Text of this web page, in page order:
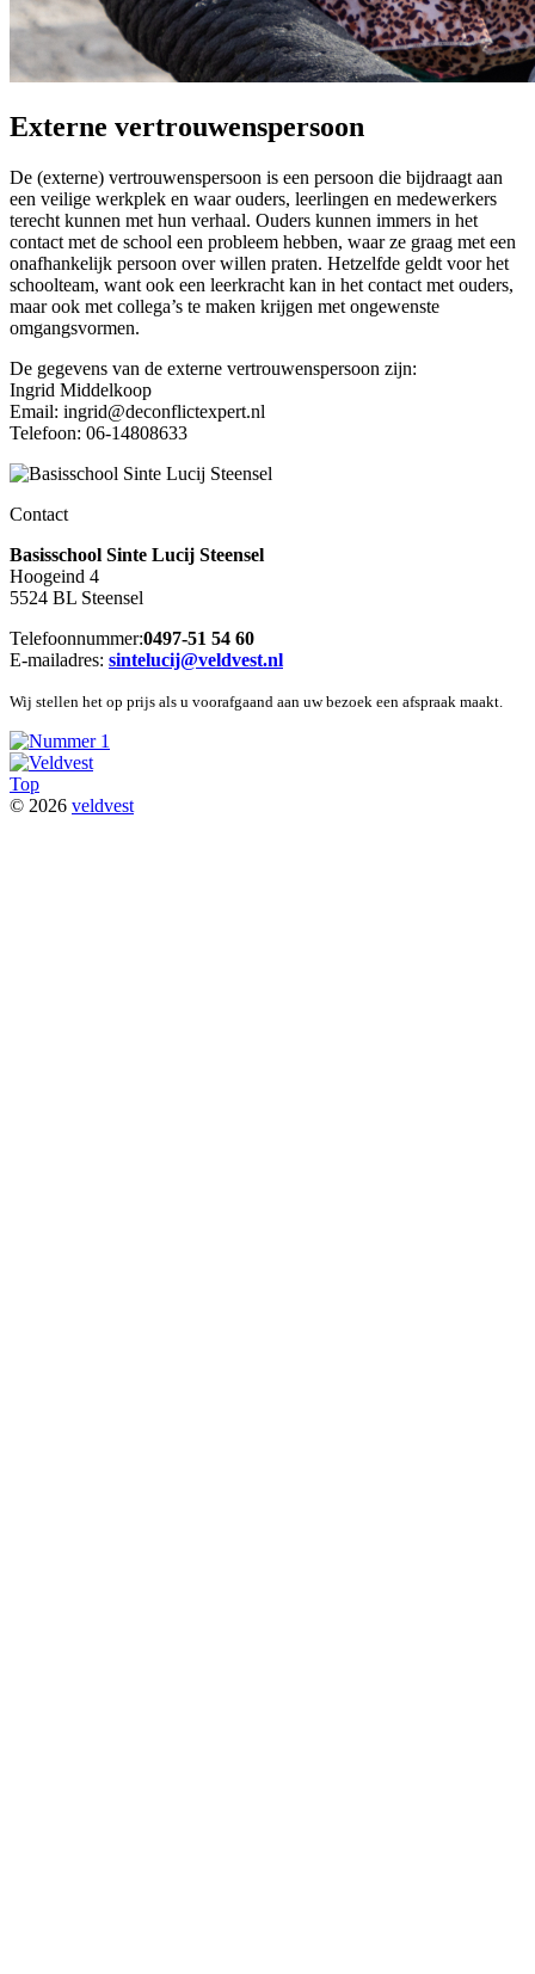
Externe vertrouwenspersoon
De (externe) vertrouwenspersoon is een persoon die bijdraagt aan
een veilige werkplek en waar ouders, leerlingen en medewerkers
terecht kunnen met hun verhaal. Ouders kunnen immers in het
contact met de school een probleem hebben, waar ze graag met een
onafhankelijk persoon over willen praten. Hetzelfde geldt voor het
schoolteam, want ook een leerkracht kan in het contact met ouders,
maar ook met collega’s te maken krijgen met ongewenste
omgangsvormen.
De gegevens van de externe vertrouwenspersoon zijn:
Ingrid Middelkoop
Email: ingrid@deconflictexpert.nl
Telefoon: 06-14808633
Contact
Basisschool Sinte Lucij Steensel
Hoogeind 4
5524 BL Steensel
Telefoonnummer:0497-51 54 60
E-mailadres: sintelucij@veldvest.nl
Wij stellen het op prijs als u voorafgaand aan uw bezoek een afspraak maakt.
Top
© 2026 veldvest